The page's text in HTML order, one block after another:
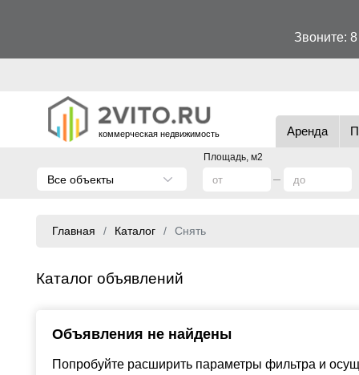
Звоните:
коммерческая недвижимость Аренда
Площадь, м2
Все объекты
Главная Каталог Снять
Каталог объявлений
Объявления не найдены
Попробуйте расширить параметры фильтра и